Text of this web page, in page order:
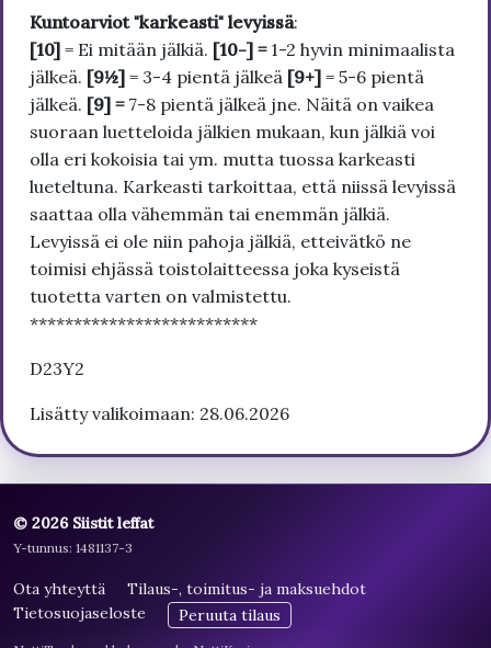
Kuntoarviot "karkeasti" levyissä:
[10] = Ei mitään jälkiä. [10-] = 1-2 hyvin minimaalista
jälkeä. [9½] = 3-4 pientä jälkeä [9+] = 5-6 pientä
jälkeä. [9] = 7-8 pientä jälkeä jne. Näitä on vaikea
suoraan luetteloida jälkien mukaan, kun jälkiä voi
olla eri kokoisia tai ym. mutta tuossa karkeasti
lueteltuna. Karkeasti tarkoittaa, että niissä levyissä
saattaa olla vähemmän tai enemmän jälkiä.
Levyissä ei ole niin pahoja jälkiä, etteivätkö ne
toimisi ehjässä toistolaitteessa joka kyseistä
tuotetta varten on valmistettu.
**************************
D23Y2
Lisätty valikoimaan: 28.06.2026
© 2026 Siistit leffat
Y-tunnus: 1481137-3
Ota yhteyttä
Tilaus-, toimitus- ja maksuehdot
Tietosuojaseloste
Peruuta tilaus